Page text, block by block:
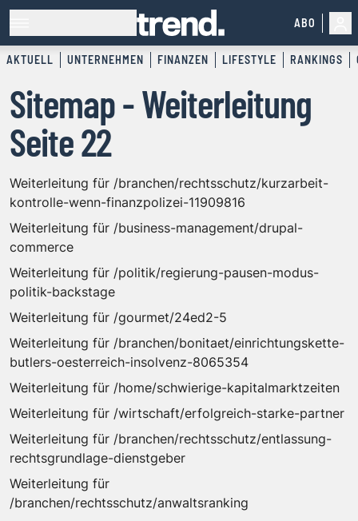
ABO
AKTUELL UNTERNEHMEN FINANZEN LIFESTYLE RANKINGS
Sitemap - Weiterleitung
Seite 22
Weiterleitung für /branchen/rechtsschutz/kurzarbeit-
kontrolle-wenn-finanzpolizei-11909816
Weiterleitung für /business-management/drupal-
commerce
Weiterleitung für /politik/regierung-pausen-modus-
politik-backstage
Weiterleitung für /gourmet/24ed2-5
Weiterleitung für /branchen/bonitaet/einrichtungskette-
butlers-oesterreich-insolvenz-8065354
Weiterleitung für /home/schwierige-kapitalmarktzeiten
Weiterleitung für /wirtschaft/erfolgreich-starke-partner
Weiterleitung für /branchen/rechtsschutz/entlassung-
rechtsgrundlage-dienstgeber
Weiterleitung für
/branchen/rechtsschutz/anwaltsranking